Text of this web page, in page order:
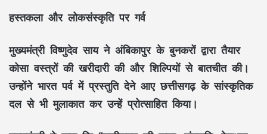
हस्तकला और लोकसंस्कृति पर गर्व
मुख्यमंत्री विष्णुदेव साय ने अंबिकापुर के बुनकरों द्वारा तैयार
कोसा वस्त्रों की खरीदारी की और शिल्पियों से बातचीत की।
उन्होंने भारत पर्व में प्रस्तुति देने आए छत्तीसगढ़ के सांस्कृतिक
दल से भी मुलाकात कर उन्हें प्रोत्साहित किया।